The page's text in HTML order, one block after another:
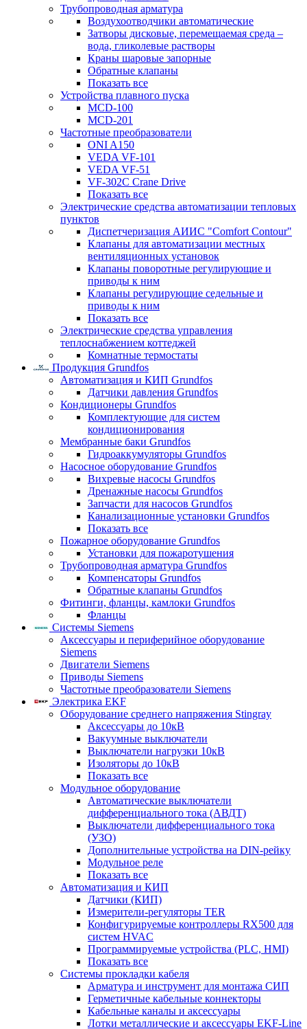
Трубопроводная арматура
Воздухоотводчики автоматические
Затворы дисковые, перемещаемая среда –
вода, гликолевые растворы
Краны шаровые запорные
Обратные клапаны
Показать все
Устройства плавного пуска
MCD-100
MCD-201
Частотные преобразователи
ONI A150
VEDA VF-101
VEDA VF-51
VF-302C Crane Drive
Показать все
Электрические средства автоматизации тепловых
пунктов
Диспетчеризация АИИС "Comfort Contour"
Клапаны для автоматизации местных
вентиляционных установок
Клапаны поворотные регулирующие и
приводы к ним
Клапаны регулирующие седельные и
приводы к ним
Показать все
Электрические средства управления
теплоснабжением коттеджей
Комнатные термостаты
Продукция Grundfos
Автоматизация и КИП Grundfos
Датчики давления Grundfos
Кондиционеры Grundfos
Комплектующие для систем
кондиционирования
Мембранные баки Grundfos
Гидроаккумуляторы Grundfos
Насосное оборудование Grundfos
Вихревые насосы Grundfos
Дренажные насосы Grundfos
Запчасти для насосов Grundfos
Канализационные установки Grundfos
Показать все
Пожарное оборудование Grundfos
Установки для пожаротушения
Трубопроводная арматура Grundfos
Компенсаторы Grundfos
Обратные клапаны Grundfos
Фитинги, фланцы, камлоки Grundfos
Фланцы
Системы Siemens
Аксессуары и периферийное оборудование
Siemens
Двигатели Siemens
Приводы Siemens
Частотные преобразователи Siemens
Электрика EKF
Оборудование среднего напряжения Stingray
Аксессуары до 10кВ
Вакуумные выключатели
Выключатели нагрузки 10кВ
Изоляторы до 10кВ
Показать все
Модульное оборудование
Автоматические выключатели
дифференциального тока (АВДТ)
Выключатели дифференциального тока
(УЗО)
Дополнительные устройства на DIN-рейку
Модульное реле
Показать все
Автоматизация и КИП
Датчики (КИП)
Измерители-регуляторы TER
Конфигурируемые контроллеры RX500 для
систем HVAC
Программируемые устройства (PLC, HMI)
Показать все
Системы прокладки кабеля
Арматура и инструмент для монтажа СИП
Герметичные кабельные коннекторы
Кабельные каналы и аксессуары
Лотки металлические и аксессуары EKF-Line